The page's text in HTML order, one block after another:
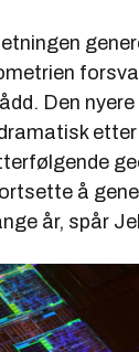
Den
å
år, spår